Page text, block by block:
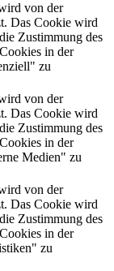
von der
Das Cookie wird
Zustimmung des
in der
zu
von der
Das Cookie wird
Zustimmung des
in der
Medien" zu
von der
Das Cookie wird
Zustimmung des
in der
zu